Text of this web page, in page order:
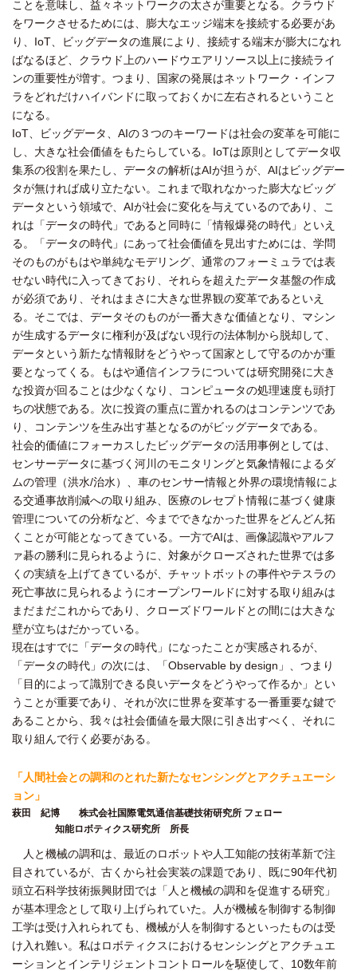
ことを意味し、益々ネットワークの太さが重要となる。クラウド
をワークさせるためには、膨大なエッジ端末を接続する必要があ
り、IoT、ビッグデータの進展により、接続する端末が膨大になれ
ばなるほど、クラウド上のハードウエアリソース以上に接続ライ
ンの重要性が増す。つまり、国家の発展はネットワーク・インフ
ラをどれだけハイバンドに取っておくかに左右されるということ
になる。
IoT、ビッグデータ、AIの３つのキーワードは社会の変革を可能に
し、大きな社会価値をもたらしている。IoTは原則としてデータ収
集系の役割を果たし、データの解析はAIが担うが、AIはビッグデー
タが無ければ成り立たない。これまで取れなかった膨大なビッグ
データという領域で、AIが社会に変化を与えているのであり、こ
れは「データの時代」であると同時に「情報爆発の時代」といえ
る。「データの時代」にあって社会価値を見出すためには、学問
そのものがもはや単純なモデリング、通常のフォーミュラでは表
せない時代に入ってきており、それらを超えたデータ基盤の作成
が必須であり、それはまさに大きな世界観の変革であるといえ
る。そこでは、データそのものが一番大きな価値となり、マシン
が生成するデータに権利が及ばない現行の法体制から脱却して、
データという新たな情報財をどうやって国家として守るのかが重
要となってくる。もはや通信インフラについては研究開発に大き
な投資が回ることは少なくなり、コンピュータの処理速度も頭打
ちの状態である。次に投資の重点に置かれるのはコンテンツであ
り、コンテンツを生み出す基となるのがビッグデータである。
社会的価値にフォーカスしたビッグデータの活用事例としては、
センサーデータに基づく河川のモニタリングと気象情報によるダ
ムの管理（洪水/治水）、車のセンサー情報と外界の環境情報によ
る交通事故削減への取り組み、医療のレセプト情報に基づく健康
管理についての分析など、今までできなかった世界をどんどん拓
くことが可能となってきている。一方でAIは、画像認識やアルフ
ァ碁の勝利に見られるように、対象がクローズされた世界では多
くの実績を上げてきているが、チャットボットの事件やテスラの
死亡事故に見られるようにオープンワールドに対する取り組みは
まだまだこれからであり、クローズドワールドとの間には大きな
壁が立ちはだかっている。
現在はすでに「データの時代」になったことが実感されるが、
「データの時代」の次には、「Observable by design」、つまり
「目的によって識別できる良いデータをどうやって作るか」とい
うことが重要であり、それが次に世界を変革する一番重要な鍵で
あることから、我々は社会価値を最大限に引き出すべく、それに
取り組んで行く必要がある。
「人間社会との調和のとれた新たなセンシングとアクチュエーシ
ョン」
萩田 紀博 株式会社国際電気通信基礎技術研究所 フェロー
知能ロボティクス研究所 所長
人と機械の調和は、最近のロボットや人工知能の技術革新で注
目されているが、古くから社会実装の課題であり、既に90年代初
頭立石科学技術振興財団では「人と機械の調和を促進する研究」
が基本理念として取り上げられていた。人が機械を制御する制御
工学は受け入れられても、機械が人を制御するといったものは受
け入れ難い。私はロボティクスにおけるセンシングとアクチュエ
ーションとインテリジェントコントロールを駆使して、10数年前